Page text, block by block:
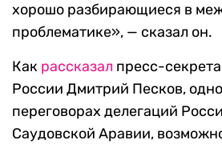
хорошо разбирающиеся в
проблематике», — сказал он.
Как рассказал пресс-
России Дмитрий Песков,
переговорах делегаций
Саудовской Аравии,